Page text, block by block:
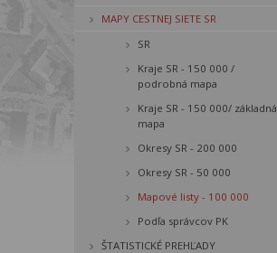
MAPY CESTNEJ SIETE SR
SR
Kraje SR - 150 000 /
podrobná mapa
Kraje SR - 150 000/ základná
mapa
Okresy SR - 200 000
Okresy SR - 50 000
Mapové listy - 100 000
Podľa správcov PK
ŠTATISTICKÉ PREHĽADY